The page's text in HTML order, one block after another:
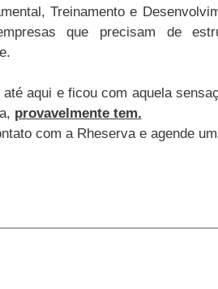
Treinamento e
que precisam de
aqui e ficou com aquela
provavelmente tem.
com a Rheserva e agende